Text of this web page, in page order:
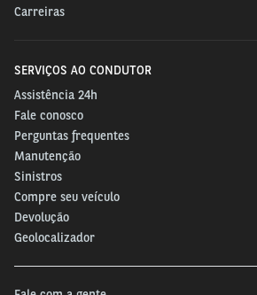
Carreiras
SERVIÇOS AO CONDUTOR
Assistência 24h
Fale conosco
Perguntas frequentes
Manutenção
Sinistros
Compre seu veículo
Devolução
Geolocalizador